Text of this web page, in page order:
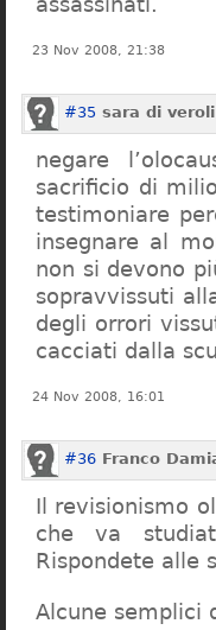
23 Nov 2008, 21:38
#35 sara di veroli
negare
sacrificio di
testimoniare
insegnare al
non si devono
sopravvissuti
degli orrori
cacciati dalla
24 Nov 2008, 16:01
#36 Franco
Il revisionismo
che va
Rispondete alle
Alcune semplici